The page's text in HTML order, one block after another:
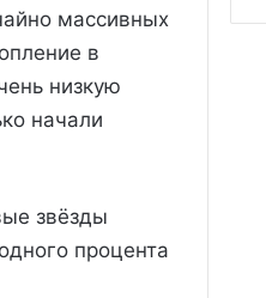
массивных
в
низкую
начали
звёзды
процента